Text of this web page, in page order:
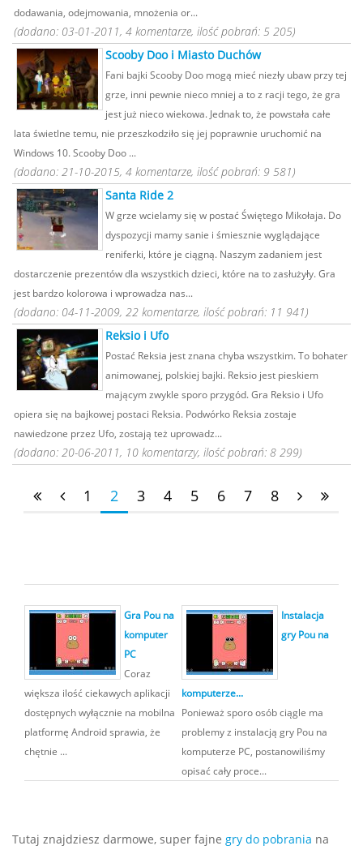
dodawania, odejmowania, mnożenia or...
(dodano: 03-01-2011, 4 komentarze, ilość pobrań: 5 205)
Scooby Doo i Miasto Duchów
Fani bajki Scooby Doo mogą mieć niezły ubaw przy tej
grze, inni pewnie nieco mniej a to z racji tego, że gra
jest już nieco wiekowa. Jednak to, że powstała całe
lata świetlne temu, nie przeszkodziło się jej poprawnie uruchomić na
Windows 10. Scooby Doo ...
(dodano: 21-10-2015, 4 komentarze, ilość pobrań: 9 581)
Santa Ride 2
W grze wcielamy się w postać Świętego Mikołaja. Do
dyspozycji mamy sanie i śmiesznie wyglądające
reniferki, które je ciągną. Naszym zadaniem jest
dostarczenie prezentów dla wszystkich dzieci, które na to zasłużyły. Gra
jest bardzo kolorowa i wprowadza nas...
(dodano: 04-11-2009, 22 komentarze, ilość pobrań: 11 941)
Reksio i Ufo
Postać Reksia jest znana chyba wszystkim. To bohater
animowanej, polskiej bajki. Reksio jest pieskiem
mającym zwykle sporo przygód. Gra Reksio i Ufo
opiera się na bajkowej postaci Reksia. Podwórko Reksia zostaje
nawiedzone przez Ufo, zostają też uprowadz...
(dodano: 20-06-2011, 10 komentarzy, ilość pobrań: 8 299)
1 2 3 4 5 6 7 8
Gra Pou na
komputer
PC
Coraz
większa ilość ciekawych aplikacji
dostępnych wyłącznie na mobilna
platformę Android sprawia, że
chętnie ...
Instalacja
gry Pou na
komputerze...
Ponieważ sporo osób ciągle ma
problemy z instalacją gry Pou na
komputerze PC, postanowiliśmy
opisać cały proce...
Tutaj znajdziesz darmowe, super fajne gry do pobrania na